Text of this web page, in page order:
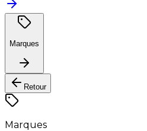
Marques
Retour
Marques